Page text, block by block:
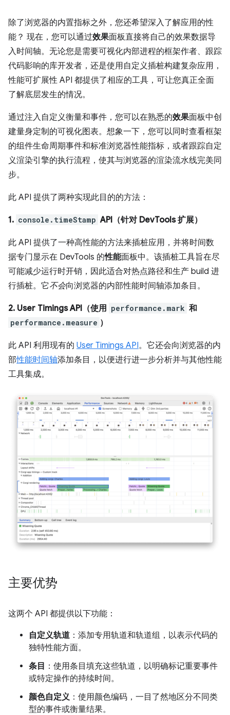
除了浏览器的内置指标之外，您还希望深入了解应用的性
能？ 现在，您可以通过效果面板直接将自己的效果数据导
入时间轴。无论您是需要可视化内部进程的框架作者、跟踪
代码影响的库开发者，还是使用自定义插桩构建复杂应用，
性能可扩展性 API 都提供了相应的工具，可让您真正全面
了解底层发生的情况。
通过注入自定义衡量和事件，您可以在熟悉的效果面板中创
建量身定制的可视化图表。想象一下，您可以同时查看框架
的组件生命周期事件和标准浏览器性能指标，或者跟踪自定
义渲染引擎的执行流程，使其与浏览器的渲染流水线完美同
步。
此 API 提供了两种实现此目的的方法：
1. console.timeStamp API（针对 DevTools 扩展）
此 API 提供了一种高性能的方法来插桩应用，并将时间数
据专门显示在 DevTools 的性能面板中。该插桩工具旨在尽
可能减少运行时开销，因此适合对热点路径和生产 build 进
行插桩。它不会向浏览器的内部性能时间轴添加条目。
2. User Timings API（使用 performance.mark 和
performance.measure ）
此 API 利用现有的 User Timings API。它还会向浏览器的内
部性能时间轴添加条目，以便进行进一步分析并与其他性能
工具集成。
主要优势
这两个 API 都提供以下功能：
自定义轨道 ：添加专用轨道和轨道组，以表示代码的
独特性能方面。
条目 ：使用条目填充这些轨道，以明确标记重要事件
或特定操作的持续时间。
颜色自定义 ：使用颜色编码，一目了然地区分不同类
型的事件或衡量结果。